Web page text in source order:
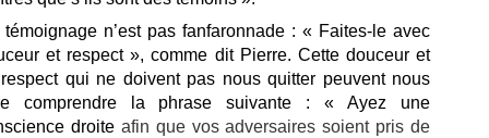
témoignage n’est pas fanfaronnade : « Faites-le avec
et respect », comme dit Pierre. Cette douceur et
qui ne doivent pas nous quitter peuvent nous
comprendre la phrase suivante : « Ayez une
droite afin que vos adversaires soient pris de